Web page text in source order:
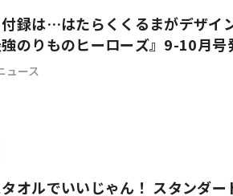
録は…はたらくくるまがデザイ
のりものヒーローズ』9-10月号
ュース
オルでいいじゃん！ スタンダー